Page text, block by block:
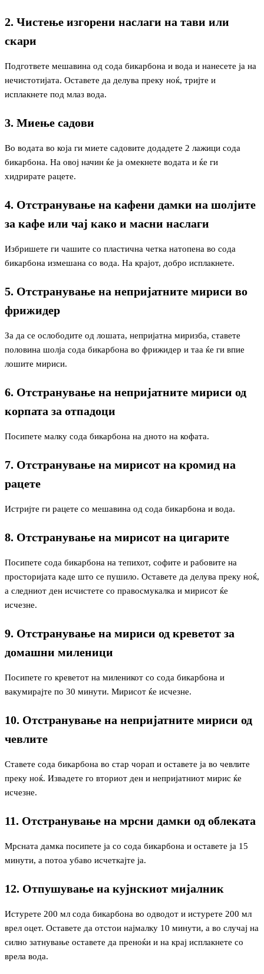
2. Чистење изгорени наслаги на тави или
скари
Подгответе мешавина од сода бикарбона и вода и нанесете ја на
нечистотијата. Оставете да делува преку ноќ, тријте и
исплакнете под млаз вода.
3. Миење садови
Во водата во која ги миете садовите додадете 2 лажици сода
бикарбона. На овој начин ќе ја омекнете водата и ќе ги
хидрирате рацете.
4. Отстранување на кафени дамки на шолјите
за кафе или чај како и масни наслаги
Избришете ги чашите со пластична четка натопена во сода
бикарбона измешана со вода. На крајот, добро исплакнете.
5. Отстранување на непријатните мириси во
фрижидер
За да се ослободите од лошата, непријатна миризба, ставете
половина шолја сода бикарбона во фрижидер и таа ќе ги впие
лошите мириси.
6. Отстранување на непријатните мириси од
корпата за отпадоци
Посипете малку сода бикарбона на дното на кофата.
7. Отстранување на мирисот на кромид на
рацете
Истријте ги рацете со мешавина од сода бикарбона и вода.
8. Отстранување на мирисот на цигарите
Посипете сода бикарбона на тепихот, софите и рабовите на
просторијата каде што се пушило. Оставете да делува преку ноќ,
а следниот ден исчистете со правосмукалка и мирисот ќе
исчезне.
9. Отстранување на мириси од креветот за
домашни миленици
Посипете го креветот на миленикот со сода бикарбона и
вакумирајте по 30 минути. Мирисот ќе исчезне.
10. Отстранување на непријатните мириси од
чевлите
Ставете сода бикарбона во стар чорап и оставете ја во чевлите
преку ноќ. Извадете го вториот ден и непријатниот мирис ќе
исчезне.
11. Отстранување на мрсни дамки од облеката
Мрсната дамка посипете ја со сода бикарбона и оставете ја 15
минути, а потоа убаво исчеткајте ја.
12. Отпушување на кујнскиот мијалник
Истурете 200 мл сода бикарбона во одводот и истурете 200 мл
врел оцет. Оставете да отстои најмалку 10 минути, а во случај на
силно затнување оставете да преноќи и на крај исплакнете со
врела вода.